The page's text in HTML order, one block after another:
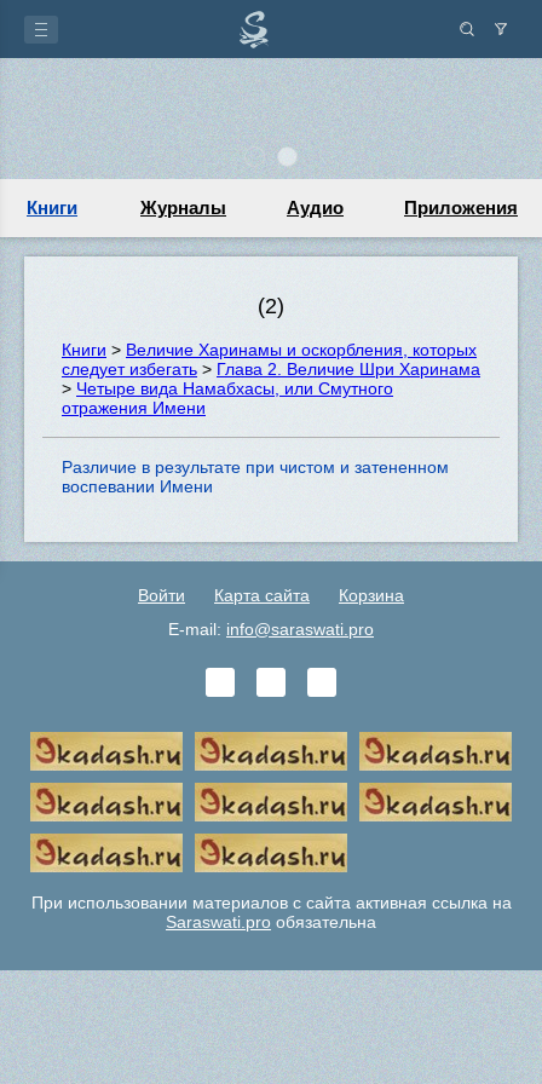
Книги Журналы Аудио Приложения
(2)
Книги > Величие Харинамы и оскорбления, которых
следует избегать > Глава 2. Величие Шри Харинама
> Четыре вида Намабхасы, или Смутного
отражения Имени
Различие в результате при чистом и затененном
воспевании Имени
Войти Карта сайта
Корзина
E-mail: info@saraswati.pro
При использовании материалов с сайта активная ссылка на
Saraswati.pro обязательна